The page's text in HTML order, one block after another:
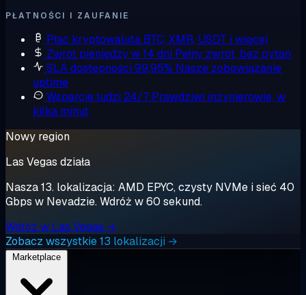
PŁATNOŚCI I ZAUFANIE
Płać kryptowalutą BTC, XMR, USDT i więcej
Zwrot pieniędzy w 14 dni Pełny zwrot, bez pytań
SLA dostępności 99,95% Nasze zobowiązanie
uptime
Wsparcie ludzi 24/7 Prawdziwi inżynierowie, w
kilka minut
Nowy region
Las Vegas działa
Nasza 13. lokalizacja: AMD EPYC, czysty NVMe i sieć 40
Gbps w Nevadzie. Wdróż w 60 sekund.
Wdróż w Las Vegas →
Zobacz wszystkie 13 lokalizacji →